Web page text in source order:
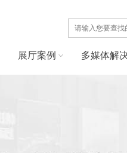
展厅案例 多媒体解